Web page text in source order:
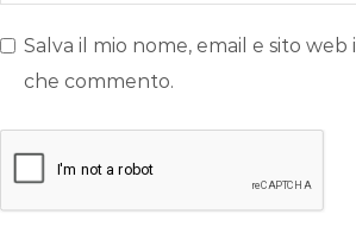
Salva il mio nome, email e sito
che commento.